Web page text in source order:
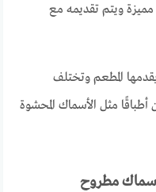
مميزة ويتم تقديمه مع
المطعم وتختلف
أطباقًا مثل الأسماك المحشوة
مطروح